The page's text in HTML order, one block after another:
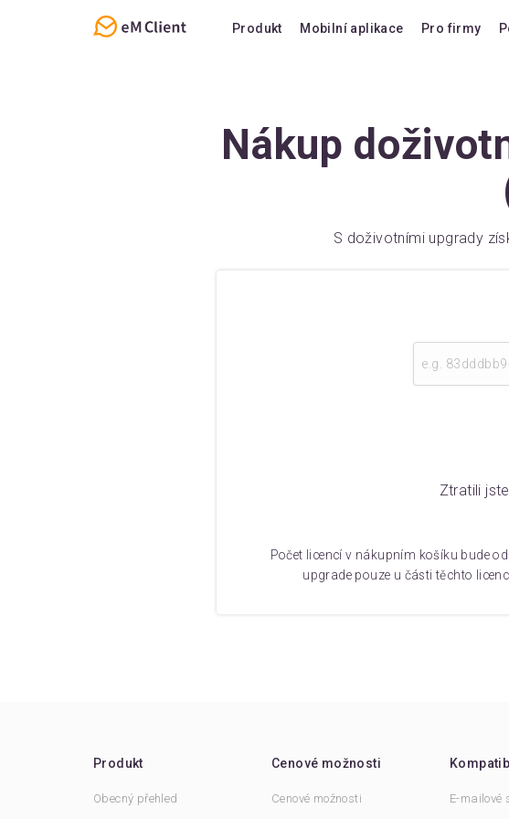
Produkt
Kalendář a úkoly
Mobilní aplikace
FAQ
Pro firmy
Nákup
S doživotními upgrady
Ztratili
Počet licencí v nákupním košíku bude
upgrade pouze u části těchto
Produkt
Obecný přehled
Cenové možnosti
Cenové možnosti E-mailové